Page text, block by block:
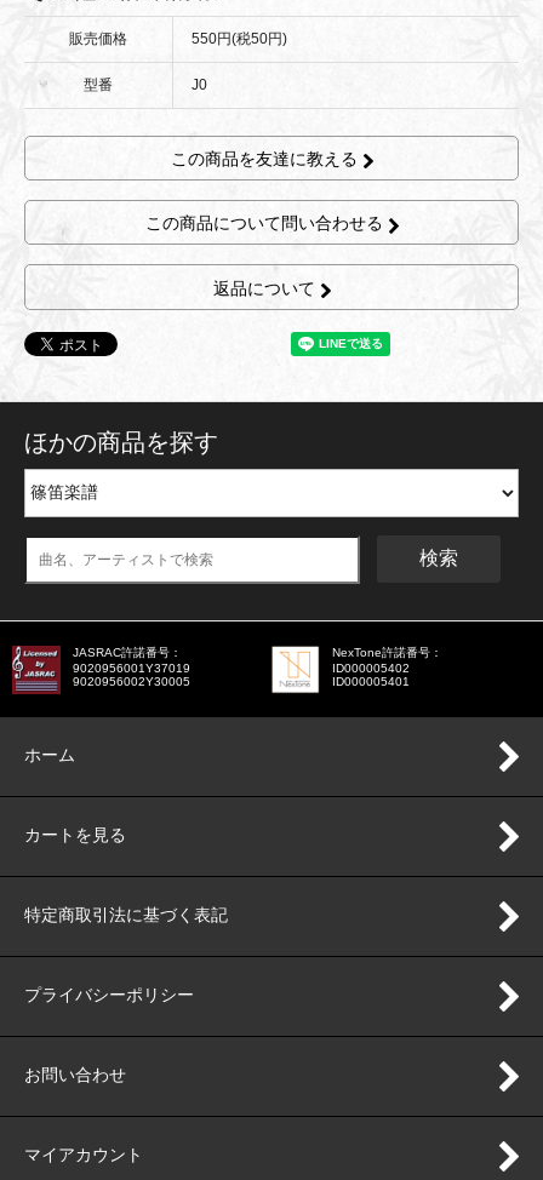
販売価格 550円(税50円)
型番 J0
この商品を友達に教える
この商品について問い合わせる
返品について
ほかの商品を探す
検索
JASRAC許諾番号：
9020956001Y37019
9020956002Y30005
NexTone許諾番号：
ID000005402
ID000005401
ホーム
カートを見る
特定商取引法に基づく表記
プライバシーポリシー
お問い合わせ
マイアカウント